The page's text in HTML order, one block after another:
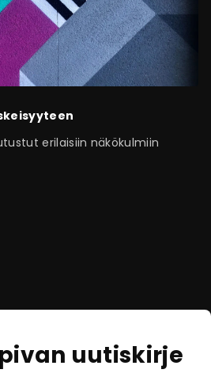
erilaisiin näkökulmiin
uutiskirje